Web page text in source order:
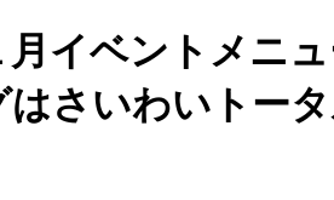
イベントメニ
さいわいトー